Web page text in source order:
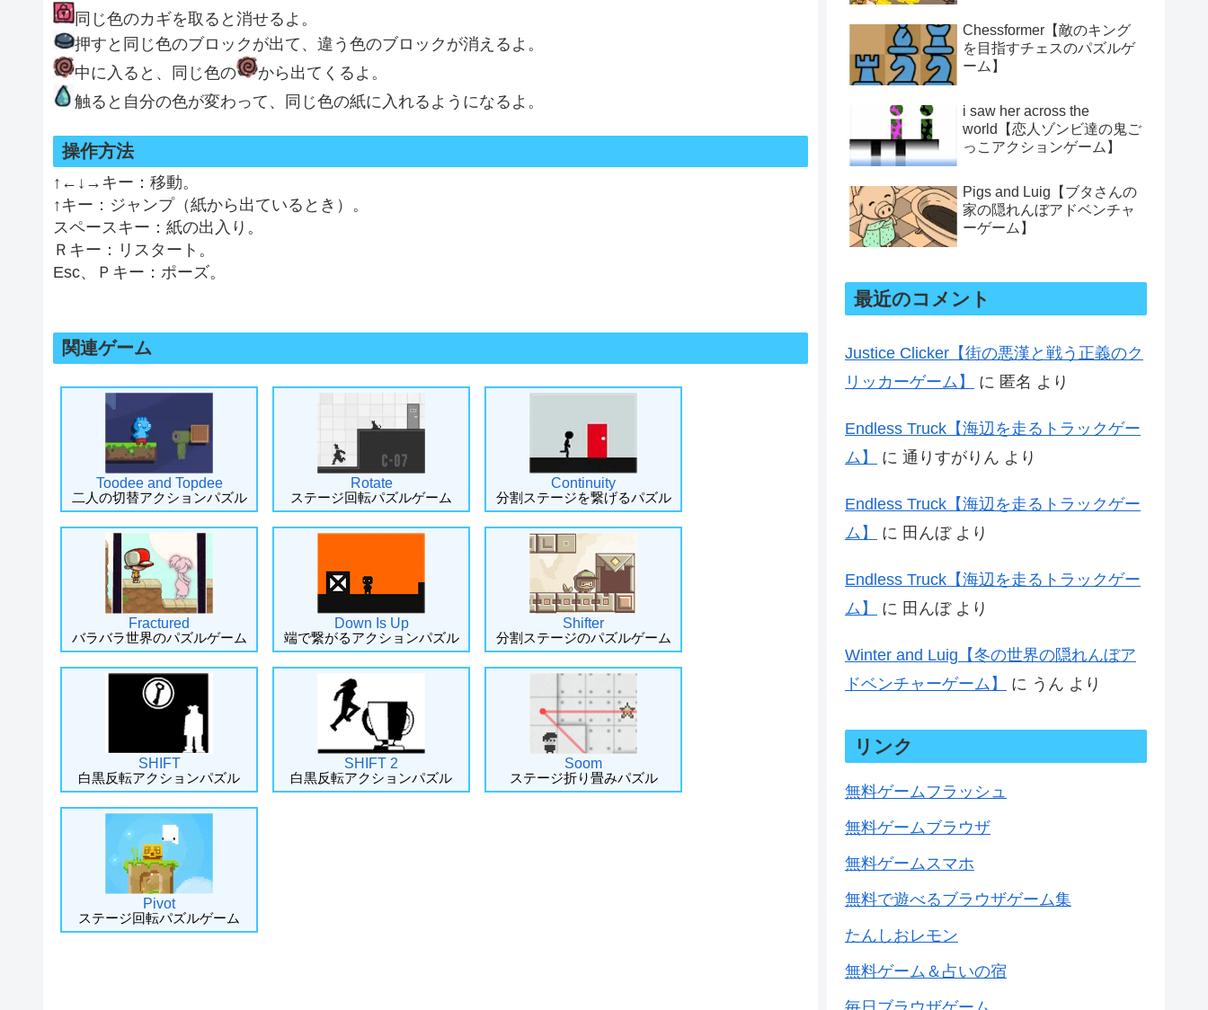
同じ色のカギを取ると消せるよ。
押すと同じ色のブロックが出て、違う色のブロックが消えるよ。
中に入ると、同じ色の
から出てくるよ。
触ると自分の色が変わって、同じ色の紙に入れるようになるよ。
操作方法
↑←↓→キー：移動。
↑キー：ジャンプ（紙から出ているとき）。
スペースキー：紙の出入り。
Ｒキー：リスタート。
Esc、Ｐキー：ポーズ。
関連ゲーム
Toodee and Topdee
二人の切替アクションパズル
Rotate
ステージ回転パズルゲーム
Continuity
分割ステージを繋げるパズル
Fractured
バラバラ世界のパズルゲーム
Down Is Up
端で繋がるアクションパズル
Shifter
分割ステージのパズルゲーム
SHIFT
白黒反転アクションパズル
SHIFT 2
白黒反転アクションパズル
Soom
ステージ折り畳みパズル
Pivot
ステージ回転パズルゲーム
Chessformer【敵のキング
を目指すチェスのパズルゲ
ーム】
i saw her across the
world【恋人ゾンビ達の鬼ご
っこアクションゲーム】
Pigs and Luig【ブタさんの
家の隠れんぼアドベンチャ
ーゲーム】
最近のコメント
Justice Clicker【街の悪漢と戦う正義のク
リッカーゲーム】
に 匿名 より
Endless Truck【海辺を走るトラックゲー
ム】
に 通りすがりん より
Endless Truck【海辺を走るトラックゲー
ム】
に 田んぼより
Endless Truck【海辺を走るトラックゲー
ム】
に 田んぼより
Winter and Luig【冬の世界の隠れんぼア
ドベンチャーゲーム】
に うん より
リンク
無料ゲームフラッシュ
無料ゲームブラウザ
無料ゲームスマホ
無料で遊べるブラウザゲーム集
たんしおレモン
無料ゲーム＆占いの宿